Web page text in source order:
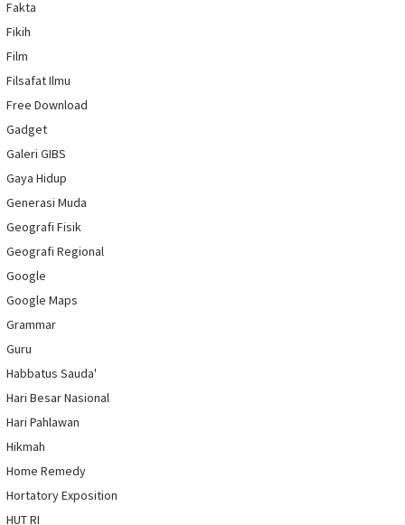
Fakta
Fikih
Film
Filsafat Ilmu
Free Download
Gadget
Galeri GIBS
Gaya Hidup
Generasi Muda
Geografi Fisik
Geografi Regional
Google
Google Maps
Grammar
Guru
Habbatus Sauda'
Hari Besar Nasional
Hari Pahlawan
Hikmah
Home Remedy
Hortatory Exposition
HUT RI